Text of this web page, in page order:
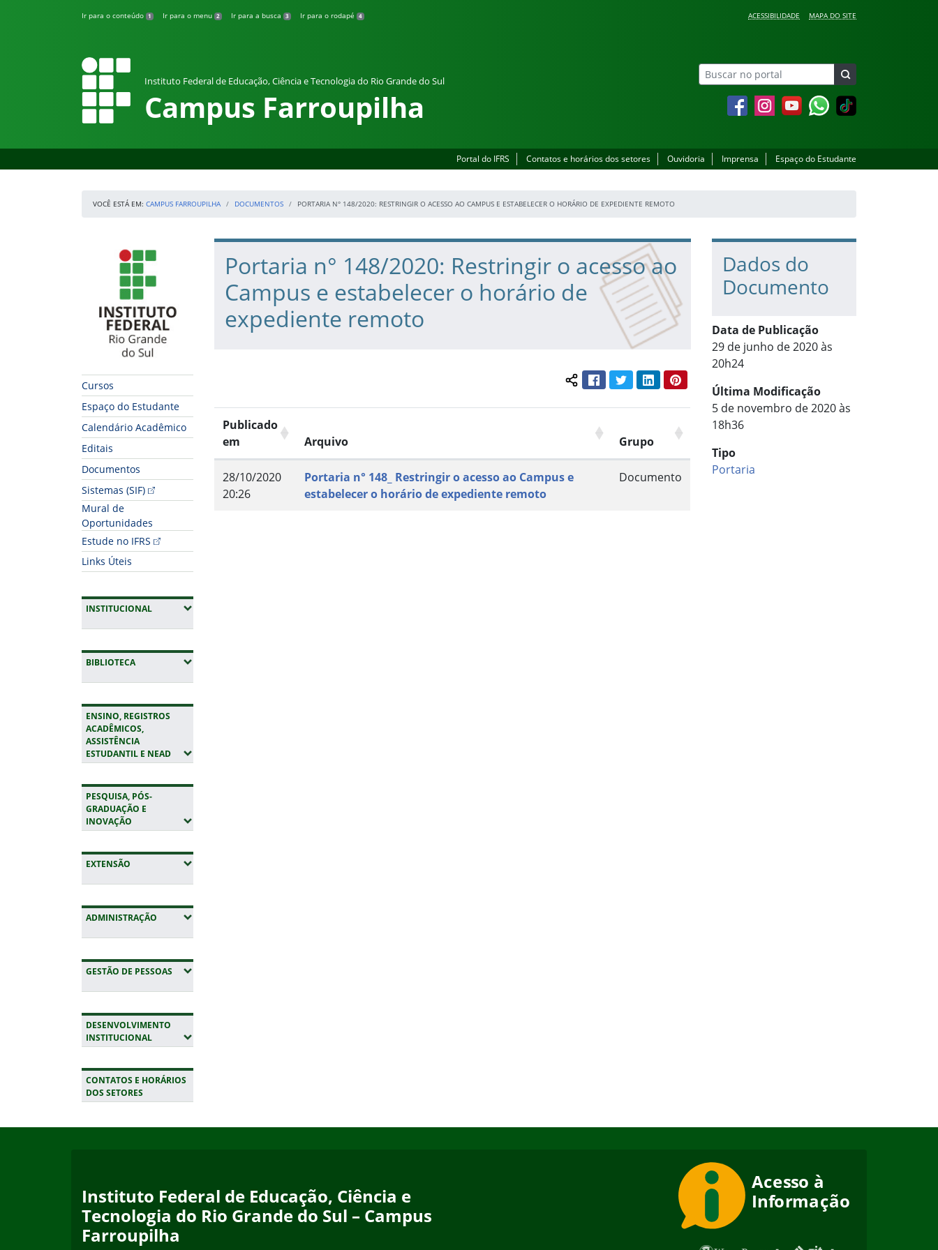
Ir para o conteúdo 1 Ir para o menu 2 Ir para a busca 3 Ir para o rodapé 4 ACESSIBILIDADE MAPA DO SITE
Instituto Federal de Educação, Ciência e Tecnologia do Rio Grande do Sul
Campus Farroupilha FacebookInstagramYouTubeWhatsapp
Portal do IFRS Contatos e horários dos setores Ouvidoria Imprensa Espaço do Estudante
VOCÊ ESTÁ EM: CAMPUS FARROUPILHA DOCUMENTOS PORTARIA N° 148/2020: RESTRINGIR O ACESSO AO CAMPUS E ESTABELECER O HORÁRIO DE EXPEDIENTE REMOTO
Início da navegação
Cursos
Espaço do Estudante
Calendário Acadêmico
Editais
Documentos
Sistemas (SIF)
Mural de
Oportunidades
Estude no IFRS
Links Úteis
INSTITUCIONAL(EXPANDIR SUBMENUS)
BIBLIOTECA(EXPANDIR SUBMENUS)
ENSINO, REGISTROS
ACADÊMICOS,
ASSISTÊNCIA
ESTUDANTIL E NEAD(EXPANDIR SUBMENUS)
PESQUISA, PÓS-
GRADUAÇÃO E
INOVAÇÃO (EXPANDIR SUBMENUS)
EXTENSÃO (EXPANDIR SUBMENUS)
ADMINISTRAÇÃO (EXPANDIR SUBMENUS)
GESTÃO DE PESSOAS (EXPANDIR SUBMENUS)
DESENVOLVIMENTO
INSTITUCIONAL(EXPANDIR SUBMENUS)
CONTATOS E HORÁRIOS
DOS SETORES
Início do conteúdo
Portaria n° 148/2020: Restringir o acesso ao
Campus e estabelecer o horário de
expediente remoto
Compartilhar conteúdo:
FacebookTwitterLinkedInPinterest
Publicado
em
Arquivo Grupo
28/10/2020
20:26
Portaria n° 148_ Restringir o acesso ao Campus e
estabelecer o horário de expediente remoto
Documento
Dados do
Documento
Data de Publicação
29 de junho de 2020 às
20h24
Última Modificação
5 de novembro de 2020 às
18h36
Tipo
Portaria
Instituto Federal de Educação, Ciência e
Tecnologia do Rio Grande do Sul – Campus
Farroupilha